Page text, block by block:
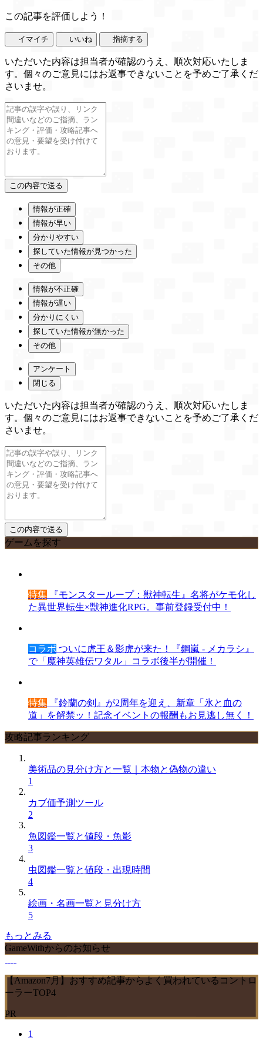
この記事を評価しよう！
イマイチ いいね 指摘する
いただいた内容は担当者が確認のうえ、順次対応いたしま
す。個々のご意見にはお返事できないことを予めご了承くだ
さいませ。
情報が正確
情報が早い
分かりやすい
探していた情報が見つかった
その他
情報が不正確
情報が遅い
分かりにくい
探していた情報が無かった
その他
アンケート
閉じる
いただいた内容は担当者が確認のうえ、順次対応いたしま
す。個々のご意見にはお返事できないことを予めご了承くだ
さいませ。
ゲームを探す
特集 『モンスターループ：獣神転生』名将がケモ化し
た異世界転生×獣神進化RPG。事前登録受付中！
コラボ ついに虎王＆影虎が来た！『鋼嵐 - メカラシ』
で「魔神英雄伝ワタル」コラボ後半が開催！
特集 『鈴蘭の剣』が2周年を迎え、新章「氷と血の
道」を解禁ッ！記念イベントの報酬もお見逃し無く！
攻略記事ランキング
美術品の見分け方と一覧｜本物と偽物の違い
1
カブ価予測ツール
2
魚図鑑一覧と値段・魚影
3
虫図鑑一覧と値段・出現時間
4
絵画・名画一覧と見分け方
5
もっとみる
GameWithからのお知らせ
【Amazon7月】おすすめ記事からよく買われているコントロ
ーラーTOP4
PR
1